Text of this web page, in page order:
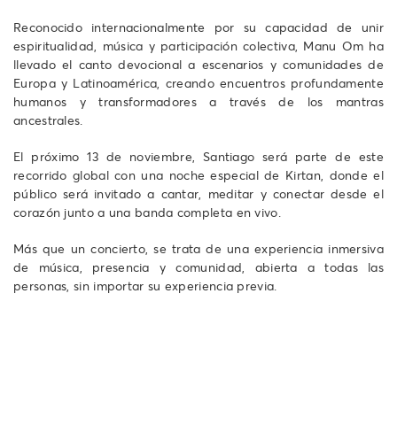
Reconocido internacionalmente por su capacidad de unir
espiritualidad, música y participación colectiva, Manu Om ha
llevado el canto devocional a escenarios y comunidades de
Europa y Latinoamérica, creando encuentros profundamente
humanos y transformadores a través de los mantras
ancestrales.
El próximo 13 de noviembre, Santiago será parte de este
recorrido global con una noche especial de Kirtan, donde el
público será invitado a cantar, meditar y conectar desde el
corazón junto a una banda completa en vivo.
Más que un concierto, se trata de una experiencia inmersiva
de música, presencia y comunidad, abierta a todas las
personas, sin importar su experiencia previa.